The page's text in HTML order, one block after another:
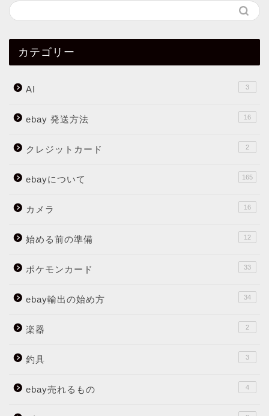
カテゴリー
AI 3
ebay 発送方法 16
クレジットカード 2
ebayについて 165
カメラ 16
始める前の準備 12
ポケモンカード 33
ebay輸出の始め方 34
楽器 2
釣具 3
ebay売れるもの 4